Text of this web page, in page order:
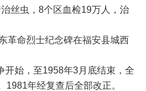
虫，8个区血检19万人，治
命烈士纪念碑在福安县城西
始，至1958年3月底结束，全
年经复查后全部改正。